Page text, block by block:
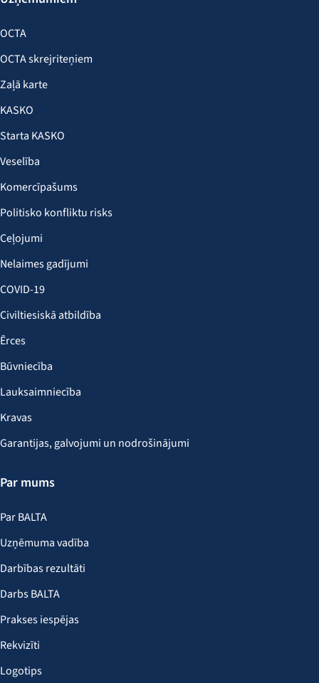
OCTA
OCTA skrejriteņiem
Zaļā karte
KASKO
Starta KASKO
Veselība
Komercīpašums
Politisko konfliktu risks
Ceļojumi
Nelaimes gadījumi
COVID-19
Civiltiesiskā atbildība
Ērces
Būvniecība
Lauksaimniecība
Kravas
Garantijas, galvojumi un nodrošinājumi
Par mums
Par BALTA
Uzņēmuma vadība
Darbības rezultāti
Darbs BALTA
Prakses iespējas
Rekvizīti
Logotips